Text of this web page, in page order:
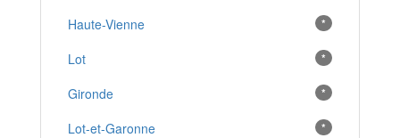
La Coquille *
Le Bugue *
Belvès *
La Force *
Haute-Vienne *
Lot *
Gironde *
Lot-et-Garonne *